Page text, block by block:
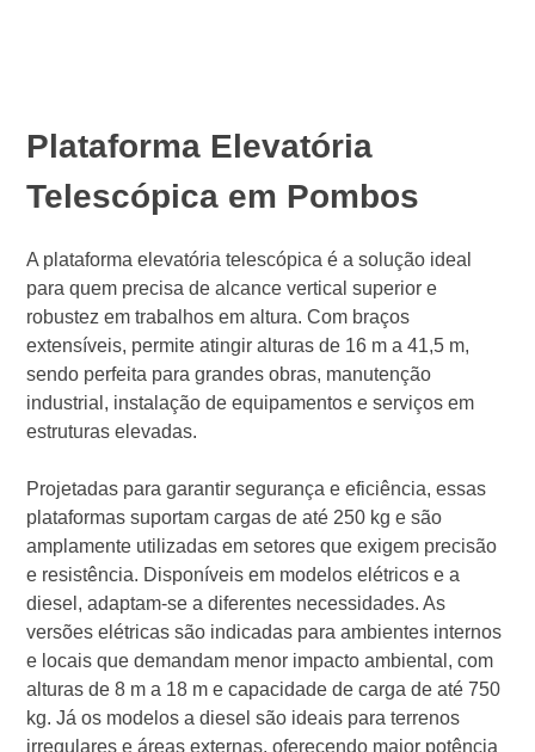
Plataforma Elevatória
Telescópica em Pombos
A plataforma elevatória telescópica é a solução ideal
para quem precisa de alcance vertical superior e
robustez em trabalhos em altura. Com braços
extensíveis, permite atingir alturas de 16 m a 41,5 m,
sendo perfeita para grandes obras, manutenção
industrial, instalação de equipamentos e serviços em
estruturas elevadas.
Projetadas para garantir segurança e eficiência, essas
plataformas suportam cargas de até 250 kg e são
amplamente utilizadas em setores que exigem precisão
e resistência. Disponíveis em modelos elétricos e a
diesel, adaptam-se a diferentes necessidades. As
versões elétricas são indicadas para ambientes internos
e locais que demandam menor impacto ambiental, com
alturas de 8 m a 18 m e capacidade de carga de até 750
kg. Já os modelos a diesel são ideais para terrenos
irregulares e áreas externas, oferecendo maior potência